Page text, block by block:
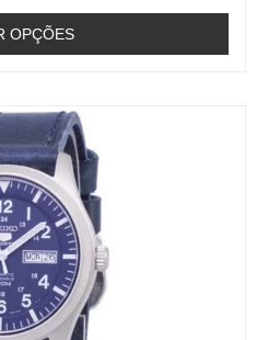
OPÇÕES